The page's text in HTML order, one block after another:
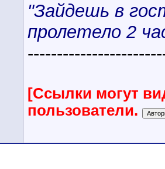
"Зайдешь в
пролетело 2
[Ссылки могут
пользователи.